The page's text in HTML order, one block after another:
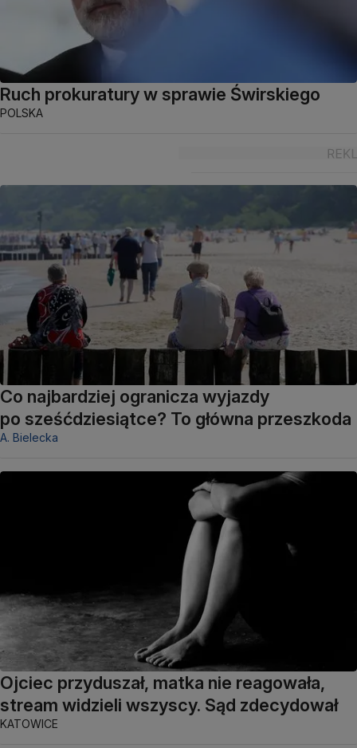
Ruch prokuratury w sprawie Świrskiego
POLSKA
Co najbardziej ogranicza wyjazdy
po sześćdziesiątce? To główna przeszkoda
A. Bielecka
Ojciec przyduszał, matka nie reagowała,
stream widzieli wszyscy. Sąd zdecydował
KATOWICE